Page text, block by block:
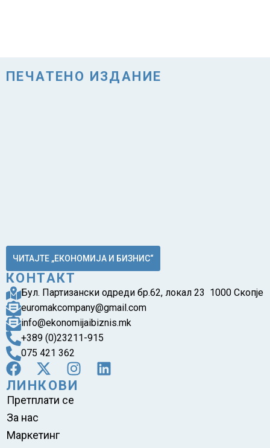
ПЕЧАТЕНО ИЗДАНИЕ
ЧИТАЈТЕ „ЕКОНОМИЈА И БИЗНИС“
КОНТАКТ
Бул. Партизански одреди бр.62, локал 23 1000 Скопје
euromakcompany@gmail.com
info@ekonomijaibiznis.mk
+389 (0)23211-915
075 421 362
ЛИНКОВИ
Претплати се
За нас
Маркетинг